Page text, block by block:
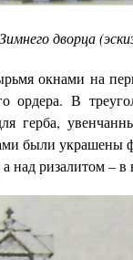
дворца (
окнами на
ордера. В
герба,
были украшены
над ризалитом –